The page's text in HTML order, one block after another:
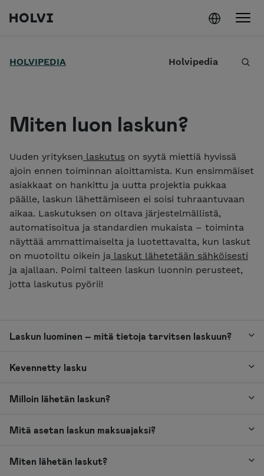
Holvi
HOLVIPEDIA Holvipedia
H
Miten luon laskun?
Uuden yrityksen laskutus on syytä miettiä hyvissä
ajoin ennen toiminnan aloittamista. Kun ensimmäiset
asiakkaat on hankittu ja uutta projektia pukkaa
päälle, laskun lähettämiseen ei soisi tuhraantuvaan
aikaa. Laskutuksen on oltava järjestelmällistä,
automatisoitua ja standardien mukaista – toiminta
näyttää ammattimaiselta ja luotettavalta, kun laskut
on muotoiltu oikein ja laskut lähetetään sähköisesti
ja ajallaan. Poimi talteen laskun luonnin perusteet,
jotta laskutus pyörii!
Laskun luominen – mitä tietoja tarvitsen laskuun?
Kevennetty lasku
Milloin lähetän laskun?
Mitä asetan laskun maksuajaksi?
Miten lähetän laskut?